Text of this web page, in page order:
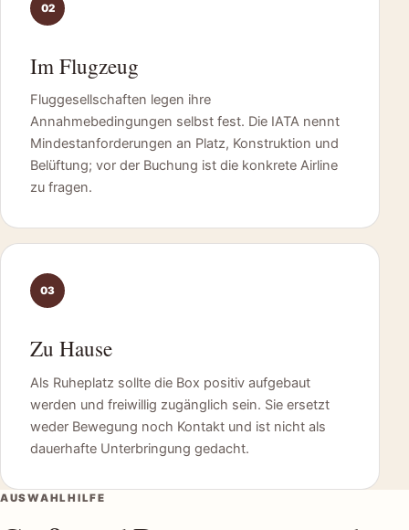
02
Im Flugzeug
Fluggesellschaften legen ihre
Annahmebedingungen selbst fest. Die IATA nennt
Mindestanforderungen an Platz, Konstruktion und
Belüftung; vor der Buchung ist die konkrete Airline
zu fragen.
03
Zu Hause
Als Ruheplatz sollte die Box positiv aufgebaut
werden und freiwillig zugänglich sein. Sie ersetzt
weder Bewegung noch Kontakt und ist nicht als
dauerhafte Unterbringung gedacht.
AUSWAHLHILFE